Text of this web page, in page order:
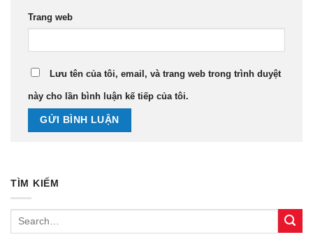
TÌM KIẾM
Trang web
Lưu tên của tôi, email, và trang web trong trình duyệt
này cho lần bình luận kế tiếp của tôi.